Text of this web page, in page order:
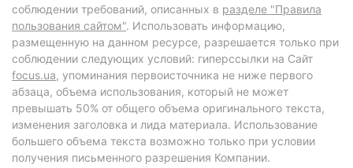
соблюдении требований, описанных в разделе "Правила
пользования сайтом". Использовать информацию,
размещенную на данном ресурсе, разрешается только при
соблюдении следующих условий: гиперссылки на Сайт
focus.ua, упоминания первоисточника не ниже первого
абзаца, объема использования, который не может
превышать 50% от общего объема оригинального текста,
изменения заголовка и лида материала. Использование
большего объема текста возможно только при условии
получения письменного разрешения Компании.